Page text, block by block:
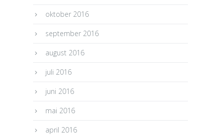
oktober 2016
september 2016
august 2016
juli 2016
juni 2016
mai 2016
april 2016